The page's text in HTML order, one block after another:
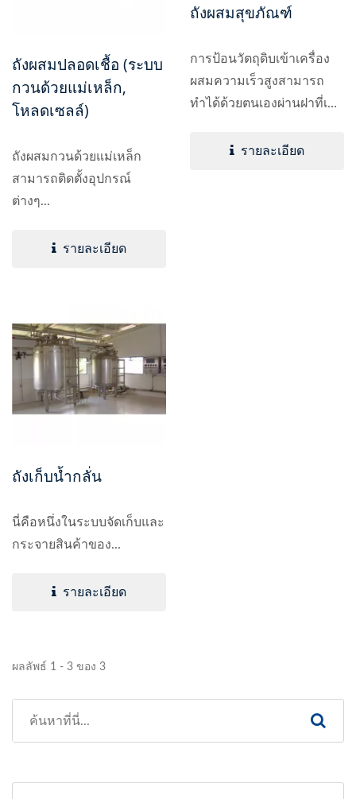
ถังผสมปลอดเชื้อ (ระบบ
กวนด้วยแม่เหล็ก,
โหลดเซลล์)
ถังผสมกวนด้วยแม่เหล็ก
สามารถติดตั้งอุปกรณ์
ต่างๆ...
รายละเอียด
ถังผสมสุขภัณฑ์
การป้อนวัตถุดิบเข้าเครื่อง
ผสมความเร็วสูงสามารถ
ทำได้ด้วยตนเองผ่านฝาที่เปิด
รายละเอียด
ถังเก็บน้ำกลั่น
นี่คือหนึ่งในระบบจัดเก็บและ
กระจายสินค้าของ...
รายละเอียด
ผลลัพธ์ 1 - 3 ของ 3